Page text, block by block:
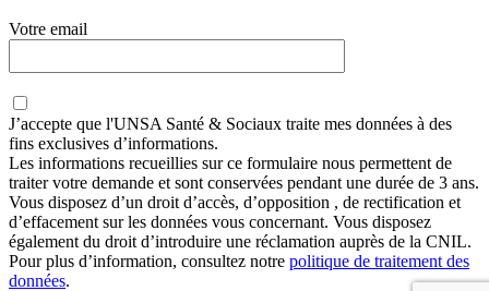
Votre email
J’accepte que l'UNSA Santé & Sociaux traite mes données à des
fins exclusives d’informations.
Les informations recueillies sur ce formulaire nous permettent de
traiter votre demande et sont conservées pendant une durée de 3 ans.
Vous disposez d’un droit d’accès, d’opposition , de rectification et
d’effacement sur les données vous concernant. Vous disposez
également du droit d’introduire une réclamation auprès de la CNIL.
Pour plus d’information, consultez notre politique de traitement des
données.